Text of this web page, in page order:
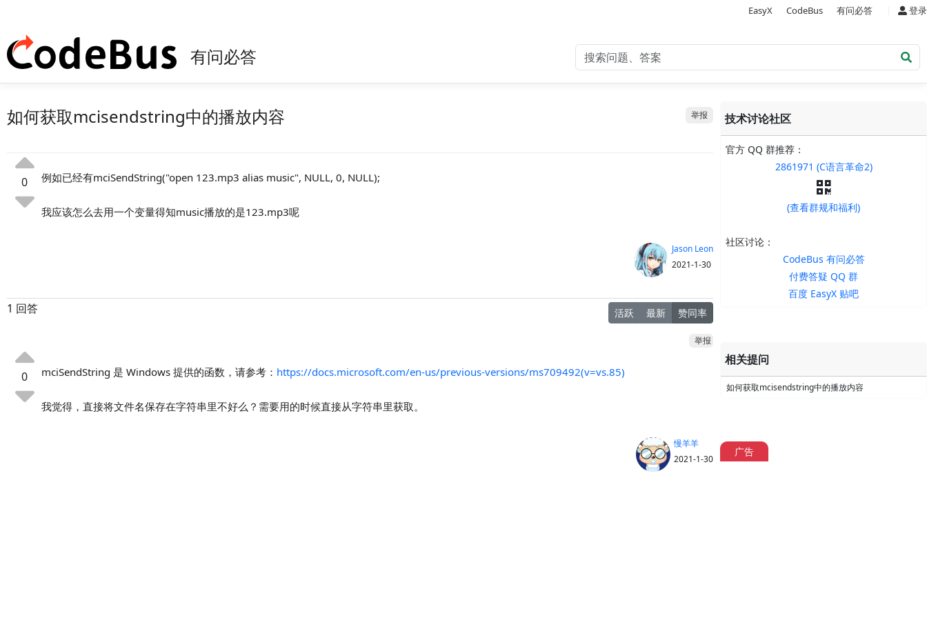
EasyX CodeBus 有问必答 登录
有问必答
举报
如何获取mcisendstring中的播放内容
0 例如已经有mciSendString("open 123.mp3 alias music", NULL, 0, NULL);
我应该怎么去用一个变量得知music播放的是123.mp3呢
Jason Leon
2021-1-30
1 回答 活跃 最新 赞同率
举报
0 mciSendString 是 Windows 提供的函数，请参考： https://docs.microsoft.com/en-us/previous-versions/ms709492(v=vs.85)
我觉得，直接将文件名保存在字符串里不好么？需要用的时候直接从字符串里获取。
慢羊羊
2021-1-30
技术讨论社区
官方 QQ 群推荐：
2861971 (C语言革命2)
(查看群规和福利)
社区讨论：
CodeBus 有问必答
付费答疑 QQ 群
百度 EasyX 贴吧
相关提问
如何获取mcisendstring中的播放内容
广告